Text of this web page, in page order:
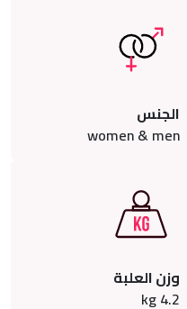
الجنس
women & men
وزن العلبة
4.2